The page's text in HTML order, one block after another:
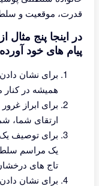
قدرت، موقعیت و
در اینجا پنج مثال
پیام های خود
برای نشان
همیشه در
برای ابراز
ارتقای شما،
برای توصیف
یک مراسم
تاج های
برای نشان